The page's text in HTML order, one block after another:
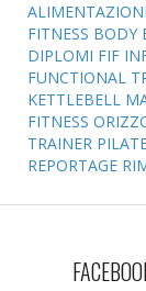
FITNESS BODY
DIPLOMI FIF
FUNCTIONAL
KETTLEBELL
FITNESS
TRAINER
REPORTAGE